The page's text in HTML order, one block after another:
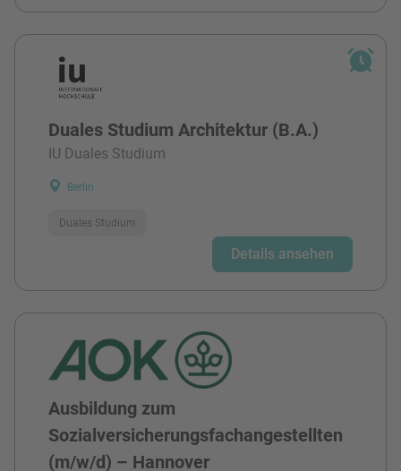
Duales Studium Architektur (B.A.)
IU Duales Studium
Berlin
Duales Studium
Details ansehen
Ausbildung zum
Sozialversicherungsfachangestellten
(m/w/d) – Hannover